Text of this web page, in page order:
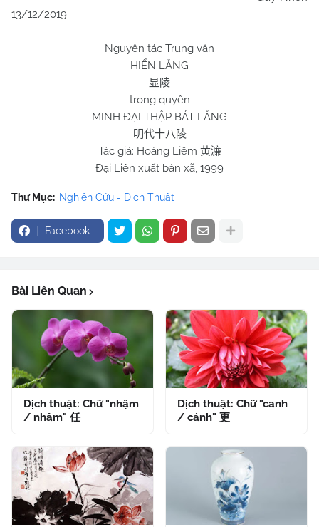
13/12/2019
Nguyên tác Trung văn
HIỂN LĂNG
显陵
trong quyển
MINH ĐẠI THẬP BÁT LĂNG
明代十八陵
Tác giả: Hoàng Liêm 黄濂
Đại Liên xuất bản xã, 1999
Thư Mục: Nghiên Cứu - Dịch Thuật
Facebook
Bài Liên Quan
Dịch thuật: Chữ "nhậm
/ nhâm" 任
Dịch thuật: Chữ "canh
/ cánh" 更